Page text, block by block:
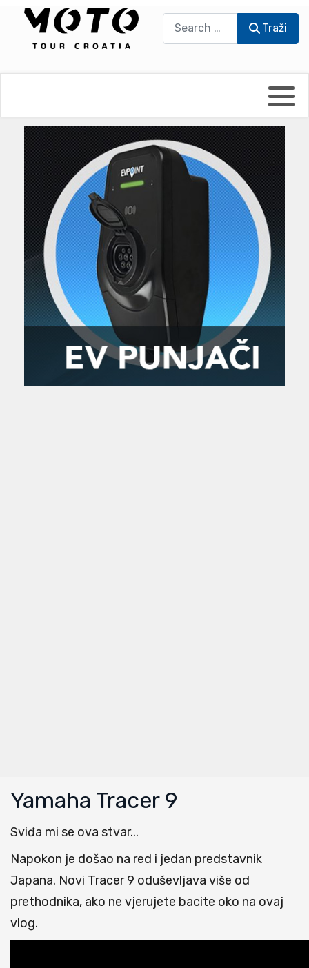
Traži
Yamaha Tracer 9
Sviđa mi se ova stvar...
Napokon je došao na red i jedan predstavnik
Japana. Novi Tracer 9 oduševljava više od
prethodnika, ako ne vjerujete bacite oko na ovaj
vlog.
UmPaDrum
Moto servisi
Impressum
Damir Žerić - ELPASSO
Dario Dinter - Moto TOZ
Igor Kreč - UmPaDrum
Igor Kukec Brmbi
Slaven Gajdek
MTC - Moto Tour Croatia
Moto putopisi
Vikend vožnje
Zanimljivost
Najave i noviteti